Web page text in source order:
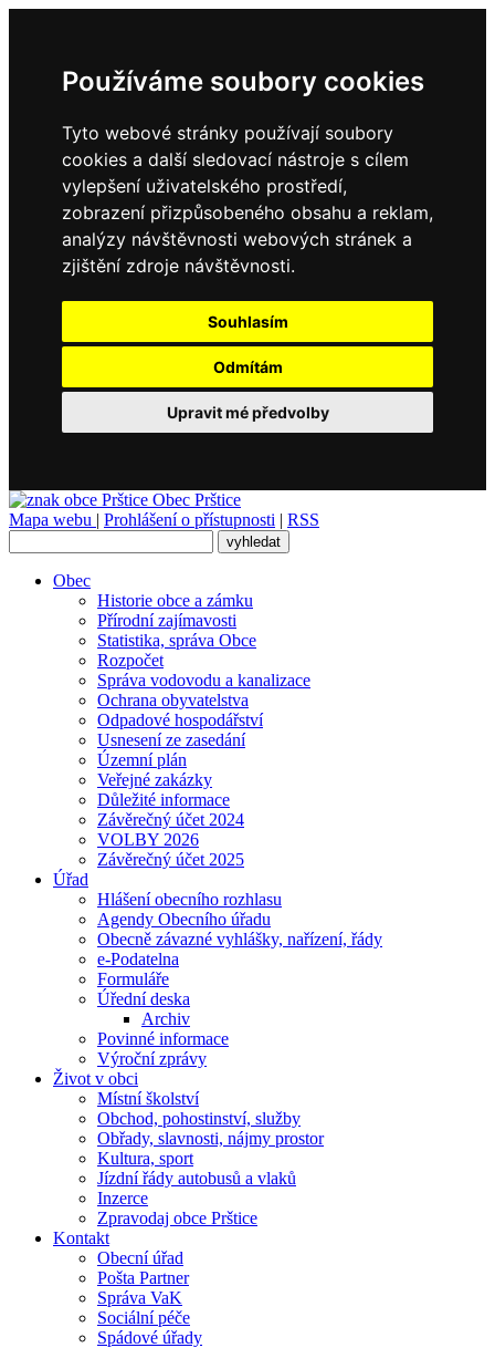
Používáme soubory cookies
Tyto webové stránky používají soubory
cookies a další sledovací nástroje s cílem
vylepšení uživatelského prostředí,
zobrazení přizpůsobeného obsahu a reklam,
analýzy návštěvnosti webových stránek a
zjištění zdroje návštěvnosti.
Souhlasím
Odmítám
Upravit mé předvolby
Obec Prštice
Mapa webu | Prohlášení o přístupnosti | RSS
Obec
Historie obce a zámku
Přírodní zajímavosti
Statistika, správa Obce
Rozpočet
Správa vodovodu a kanalizace
Ochrana obyvatelstva
Odpadové hospodářství
Usnesení ze zasedání
Územní plán
Veřejné zakázky
Důležité informace
Závěrečný účet 2024
VOLBY 2026
Závěrečný účet 2025
Úřad
Hlášení obecního rozhlasu
Agendy Obecního úřadu
Obecně závazné vyhlášky, nařízení, řády
e-Podatelna
Formuláře
Úřední deska
Archiv
Povinné informace
Výroční zprávy
Život v obci
Místní školství
Obchod, pohostinství, služby
Obřady, slavnosti, nájmy prostor
Kultura, sport
Jízdní řády autobusů a vlaků
Inzerce
Zpravodaj obce Prštice
Kontakt
Obecní úřad
Pošta Partner
Správa VaK
Sociální péče
Spádové úřady